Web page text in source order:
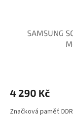
SAMSUNG
4 290 Kč
Značková paměť